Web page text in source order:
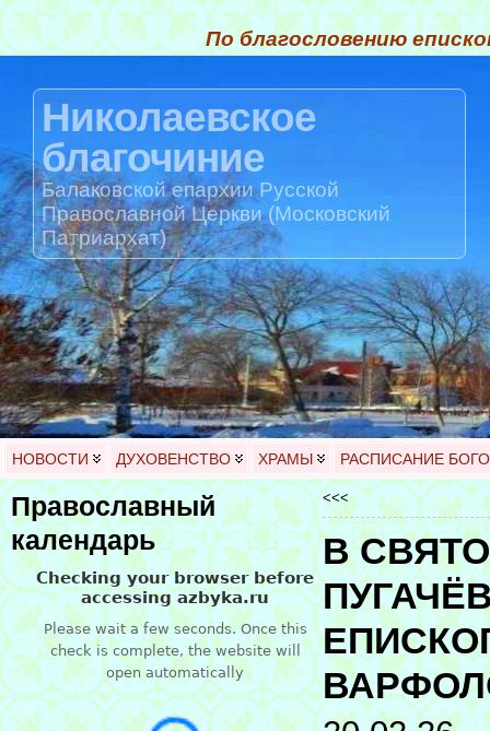
По благословению
Николаевское
благочиние
Балаковской епархии Русской
Православной Церкви (Московский
Патриархат)
НОВОСТИ ДУХОВЕНСТВО ХРАМЫ РАСПИСАНИЕ
Православный
календарь
<<<
В